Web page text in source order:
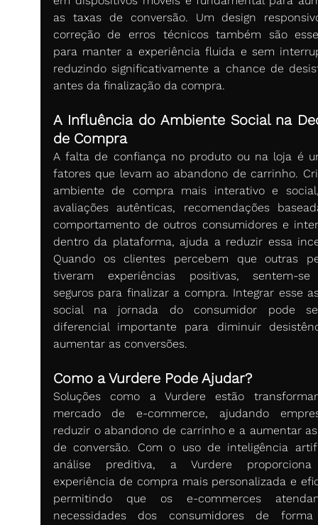
as taxas de conversão. Um design
correção de erros técnicos também são
para manter a experiência fluida e sem
reduzindo significativamente a chance de
antes da finalização da compra.
A Influência do Ambiente Social na
de Compra
A falta de confiança no produto ou na loja é
fatores que levam ao abandono de carrinho.
ambiente de compra mais interativo e
avaliações autênticas, recomendações
comportamento de outros consumidores e
dentro da plataforma, ajuda a reduzir essa
Quando os clientes percebem que outras
tiveram experiências positivas, sentem-
seguros para finalizar a compra. Integrar esse
social na jornada do consumidor pode
diferencial importante para diminuir
aumentar as conversões.
Como a Vurdere Pode Ajudar?
Soluções como a Vurdere estão
mercado de e-commerce, ajudando
reduzir o abandono de carrinho e a aumentar
de conversão. Com o uso de inteligência
análise preditiva, a Vurdere
experiência de compra mais personalizada e
permitindo que os e-commerces
necessidades dos consumidores de